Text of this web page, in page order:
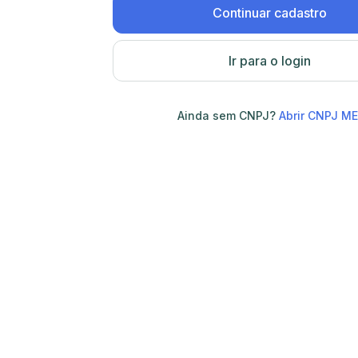
Continuar cadastro
Ir para o login
Ainda sem CNPJ? Abrir CNPJ